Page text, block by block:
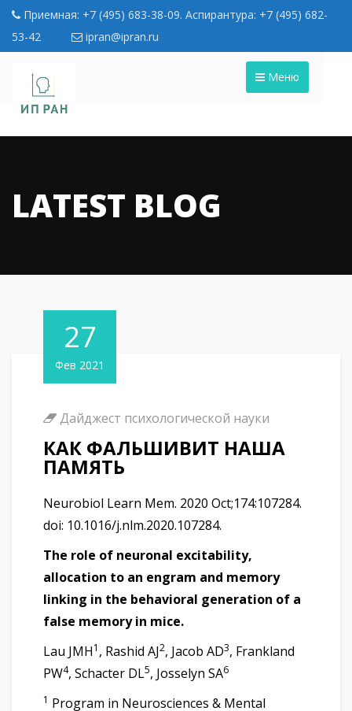
Приемная: +7 (495) 683-38-09. Аспирантура: +7 (495) 682-
53-42
ipran@ipran.ru
Меню
LATEST BLOG
27
Фев 2021
Дайджест психологической науки
КАК ФАЛЬШИВИТ НАША
ПАМЯТЬ
Neurobiol Learn Mem. 2020 Oct;174:107284.
doi: 10.1016/j.nlm.2020.107284.
The role of neuronal excitability,
allocation to an engram and memory
linking in the behavioral generation of a
false memory in mice.
Lau JMH1 , Rashid AJ2, Jacob AD3, Frankland
PW4, Schacter DL5, Josselyn SA6
1 Program in Neurosciences & Mental